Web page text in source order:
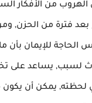
من الأفكار
بعد فترة من الحزن,
الحاجة للإيمان بأن
لسبب, يساعد على
يمكن أن يكون